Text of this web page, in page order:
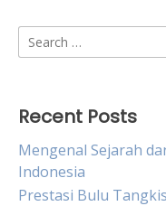
Search
for:
Recent Posts
Mengenal Sejarah
Indonesia
Prestasi Bulu